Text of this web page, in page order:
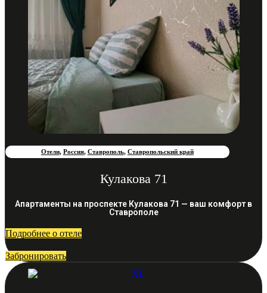
Отели, Россия, Ставрополь, Ставропольский край
Кулакова 71
Апартаменты на проспекте Кулакова 71 — ваш комфорт в
Ставрополе
Подробнее о отеле
Забронировать